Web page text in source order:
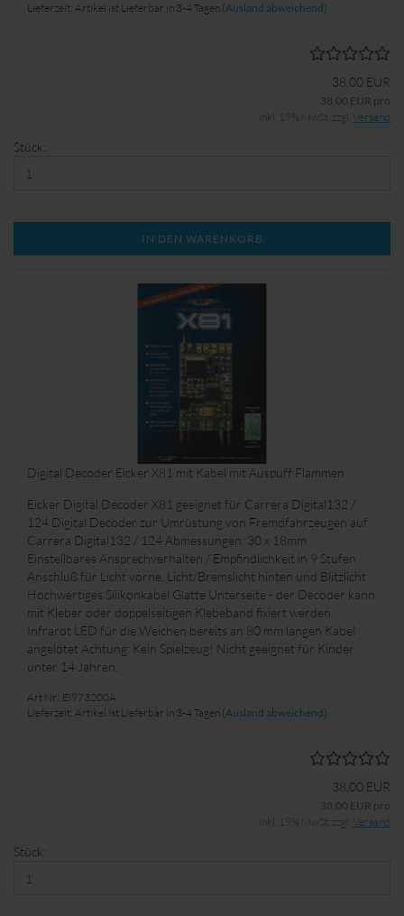
Lieferzeit: Artikel ist Lieferbar in 3-4 Tagen (Ausland abweichend)
38,00 EUR
38,00 EUR pro
inkl. 19% MwSt. zzgl. Versand
Stück:
IN DEN WARENKORB
Digital Decoder Eicker X81 mit Kabel mit Auspuff Flammen
Eicker Digital Decoder X81 geeignet für Carrera Digital132 /
124 Digital Decoder zur Umrüstung von Fremdfahrzeugen auf
Carrera Digital132 / 124 Abmessungen: 30 x 18mm
Einstellbares Ansprechverhalten / Empfindlichkeit in 9 Stufen
Anschluß für Licht vorne, Licht/Bremslicht hinten und Blitzlicht
Hochwertiges Silikonkabel Glatte Unterseite - der Decoder kann
mit Kleber oder doppelseitigen Klebeband fixiert werden
Infrarot LED für die Weichen bereits an 80 mm langen Kabel
angelötet Achtung: Kein Spielzeug! Nicht geeignet für Kinder
unter 14 Jahren.
Art.Nr.: Ei973200A
Lieferzeit: Artikel ist Lieferbar in 3-4 Tagen (Ausland abweichend)
38,00 EUR
38,00 EUR pro
inkl. 19% MwSt. zzgl. Versand
Stück: